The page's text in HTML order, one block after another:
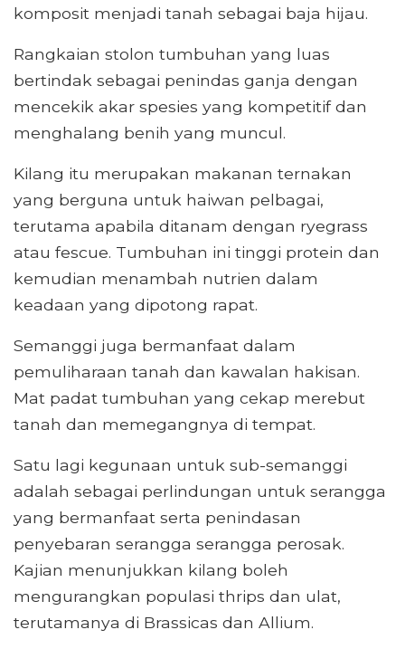
komposit menjadi tanah sebagai baja hijau.
Rangkaian stolon tumbuhan yang luas
bertindak sebagai penindas ganja dengan
mencekik akar spesies yang kompetitif dan
menghalang benih yang muncul.
Kilang itu merupakan makanan ternakan
yang berguna untuk haiwan pelbagai,
terutama apabila ditanam dengan ryegrass
atau fescue. Tumbuhan ini tinggi protein dan
kemudian menambah nutrien dalam
keadaan yang dipotong rapat.
Semanggi juga bermanfaat dalam
pemuliharaan tanah dan kawalan hakisan.
Mat padat tumbuhan yang cekap merebut
tanah dan memegangnya di tempat.
Satu lagi kegunaan untuk sub-semanggi
adalah sebagai perlindungan untuk serangga
yang bermanfaat serta penindasan
penyebaran serangga serangga perosak.
Kajian menunjukkan kilang boleh
mengurangkan populasi thrips dan ulat,
terutamanya di Brassicas dan Allium.